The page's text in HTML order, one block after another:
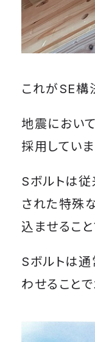
これがSE構
地震におい
採用していま
Sボルトは
された特殊
込ませるこ
Sボルトは
わせること